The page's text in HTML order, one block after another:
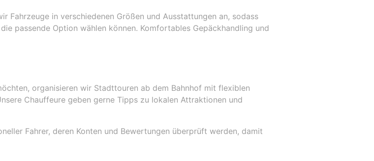
Fahrzeuge in verschiedenen Größen und Ausstattungen an, sodass
passende Option wählen können. Komfortables Gepäckhandling und
organisieren wir Stadttouren ab dem Bahnhof mit flexiblen
Chauffeure geben gerne Tipps zu lokalen Attraktionen und
Fahrer, deren Konten und Bewertungen überprüft werden, damit